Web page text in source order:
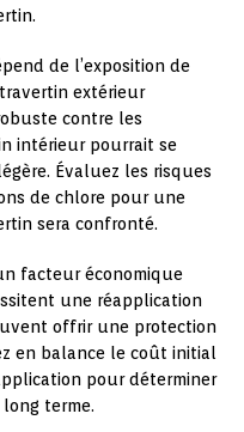
de l’exposition de
extérieur
contre les
intérieur pourrait se
Évaluez les risques
de chlore pour une
sera confronté.
facteur économique
une réapplication
offrir une protection
en balance le coût initial
pour déterminer
terme.